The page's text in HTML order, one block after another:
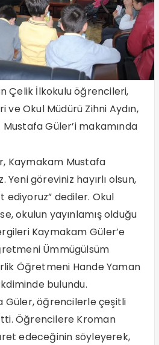
Çelik İlkokulu öğrencileri,
Okul Müdürü Zihni Aydın,
Güler’i makamında
Kaymakam Mustafa
Yeni göreviniz hayırlı olsun,
ediyoruz” dediler. Okul
okulun yayınlamış olduğu
Kaymakam Güler’e
Ümmügülsüm
Öğretmeni Hande Yaman
bulundu.
Güler, öğrencilerle çeşitli
Öğrencilere Kroman
edeceğinin söyleyerek,